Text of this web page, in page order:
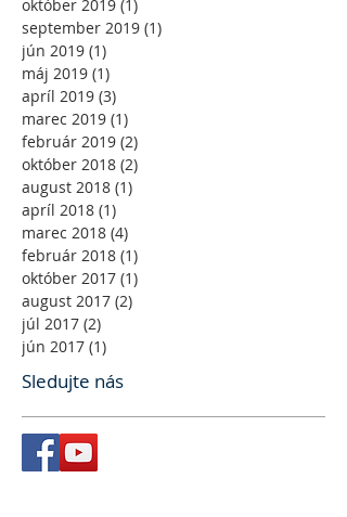
október 2019 (1)
september 2019 (1)
jún 2019 (1)
máj 2019 (1)
apríl 2019 (3)
marec 2019 (1)
február 2019 (2)
október 2018 (2)
august 2018 (1)
apríl 2018 (1)
marec 2018 (4)
február 2018 (1)
október 2017 (1)
august 2017 (2)
júl 2017 (2)
jún 2017 (1)
Sledujte nás